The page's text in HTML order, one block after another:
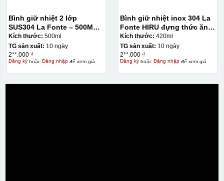
Bình giữ nhiệt 2 lớp
SUS304 La Fonte – 500ML –
012737
Kích thước: 500ml
TG sản xuất: 10 ngày
2**.000 ₫
Đăng kýhoặc Đăng nhậpđể xem giá
Bình giữ nhiệt inox 304 La
Fonte HIRU đựng thức ăn
420 ml – 012348
Kích thước: 420ml
TG sản xuất: 10 ngày
2**.000 ₫
Đăng kýhoặc Đăng nhậpđể xem giá